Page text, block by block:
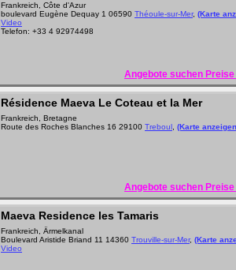
Frankreich, Côte d'Azur
boulevard Eugène Dequay 1 06590 Théoule-sur-Mer, (Karte
Video
Telefon: +33 4 92974498
Angebote suchen
Résidence Maeva Le Coteau et la Mer
Frankreich, Bretagne
Route des Roches Blanches 16 29100 Treboul (Karte
Angebote suchen
Maeva Residence les Tamaris
Frankreich, Ärmelkanal
Boulevard Aristide Briand 11 14360 Trouville-sur-Mer, (Karte
Video